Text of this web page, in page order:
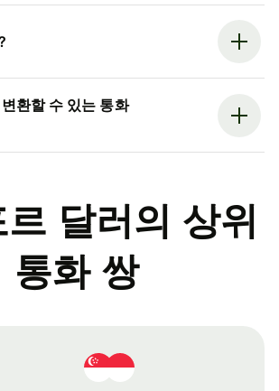
환할 수 있는 통화
달러의 상위
통화 쌍